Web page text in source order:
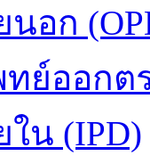
อก
ทย์ออกต
น (IPD)